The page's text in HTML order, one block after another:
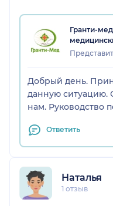
доктора...
Когда новый доктор
кольпоскопия,
Маржевская полтора
разобраться, по
продолжала
Генеральный
Надежда Борисовна Лавренюк
ответила, что моя
потоп.., и что
последний к
года....
В итоге сейчас
Гранти-
Добрый день.
данную ситуацию.
нам. Руководство
Ответить
Наталья
1 отзыв